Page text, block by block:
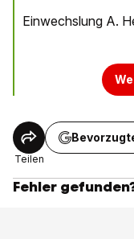
Einwechslung A.
Teilen
Fehler